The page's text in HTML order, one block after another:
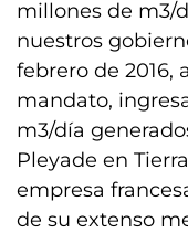
millones de m3/
nuestros
febrero de 2016,
mandato,
m3/día
Pleyade en
empresa
de su extenso